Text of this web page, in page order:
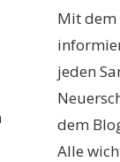
Mit dem
jeden
dem
Alle